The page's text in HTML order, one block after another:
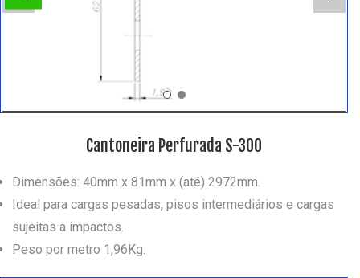
Cantoneira Perfurada S-300
Dimensões: 40mm x 81mm x (até) 2972mm.
Ideal para cargas pesadas, pisos intermediários e cargas
sujeitas a impactos.
Peso por metro 1,96Kg.